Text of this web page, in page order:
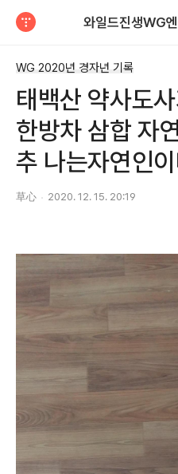
WG 2020년 경자년 기록
태백산 약사도
한방차 삼합 자
추 나는자연인
草心 2020. 12. 15. 20:19